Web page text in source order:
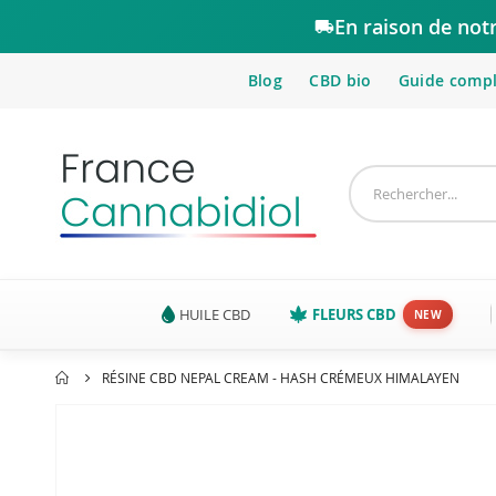
En raison de
Blog CBD bio Guide
HUILE CBD FLEURS CBD
RÉSINE CBD NEPAL CREAM - HASH CRÉMEUX HIMALAYEN